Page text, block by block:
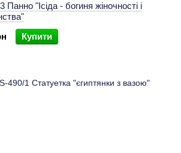
Панно "Ісіда - богиня жіночності і
Купити